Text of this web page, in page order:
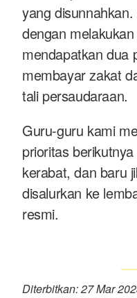
yang
dengan
mendapatkan dua
membayar zakat
tali persaudaraan.
Guru-guru kami
prioritas
kerabat, dan baru
disalurkan ke
resmi.
Diterbitkan: 27 Mar